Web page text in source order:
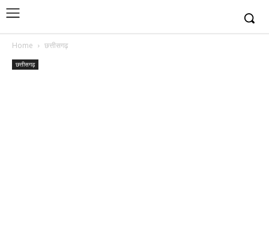
Home छत्तीसगढ़
छत्तीसगढ़